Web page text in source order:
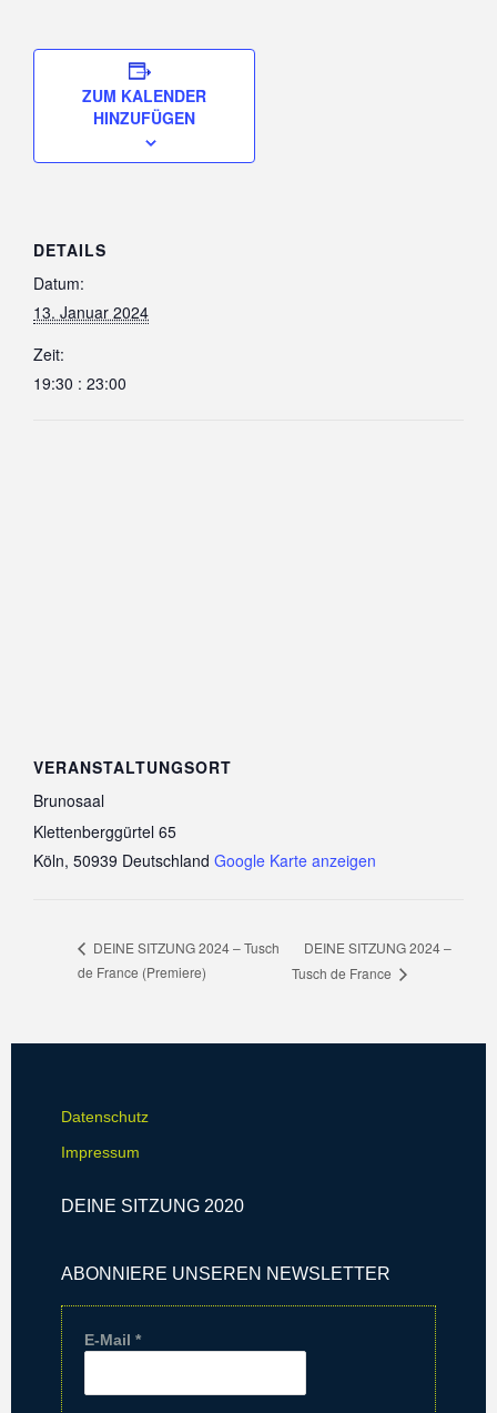
ZUM KALENDER
HINZUFÜGEN
DETAILS
Datum:
13. Januar 2024
Zeit:
19:30 : 23:00
VERANSTALTUNGSORT
Brunosaal
Klettenberggürtel 65
Köln, 50939 Deutschland Google Karte anzeigen
DEINE SITZUNG 2024 – Tusch
de France (Premiere)
DEINE SITZUNG 2024 –
Tusch de France
Datenschutz
Impressum
DEINE SITZUNG 2020
ABONNIERE UNSEREN NEWSLETTER
E-Mail *